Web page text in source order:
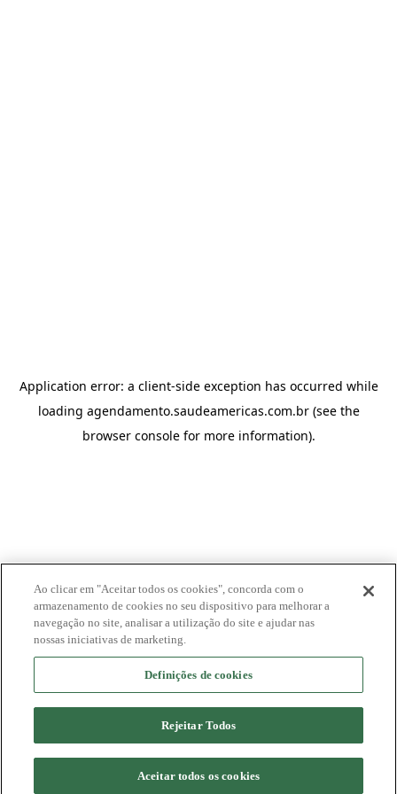
Application error: a client-side exception has occurred while
loading agendamento.saudeamericas.com.br(see the
browser consolefor more information).
Ao clicar em "Aceitar todos os cookies", concorda com o
armazenamento de cookies no seu dispositivo para melhorar a
navegação no site, analisar a utilização do site e ajudar nas
nossas iniciativas de marketing.
Definições de cookies
Rejeitar Todos
Aceitar todos os cookies